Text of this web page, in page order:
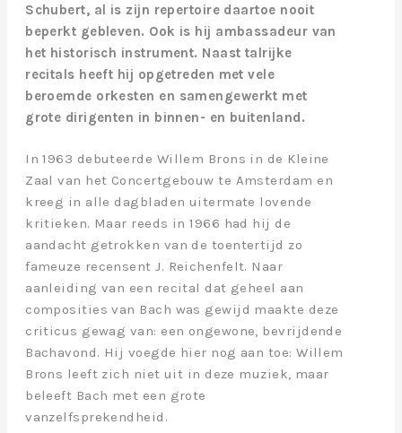
Schubert, al is zijn repertoire daartoe nooit
beperkt gebleven. Ook is hij ambassadeur van
het historisch instrument. Naast talrijke
recitals heeft hij opgetreden met vele
beroemde orkesten en samengewerkt met
grote dirigenten in binnen- en buitenland.
In 1963 debuteerde Willem Brons in de Kleine
Zaal van het Concertgebouw te Amsterdam en
kreeg in alle dagbladen uitermate lovende
kritieken. Maar reeds in 1966 had hij de
aandacht getrokken van de toentertijd zo
fameuze recensent J. Reichenfelt. Naar
aanleiding van een recital dat geheel aan
composities van Bach was gewijd maakte deze
criticus gewag van: een ongewone, bevrijdende
Bachavond. Hij voegde hier nog aan toe: Willem
Brons leeft zich niet uit in deze muziek, maar
beleeft Bach met een grote
vanzelfsprekendheid.